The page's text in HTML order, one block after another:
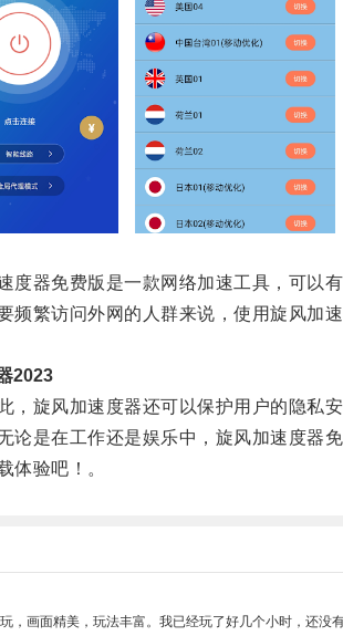
器免费版是一款网络加速工具，可以有
繁访问外网的人群来说，使用旋风加速
2023
旋风加速度器还可以保护用户的隐私安
是在工作还是娱乐中，旋风加速度器
验吧！。
，画面精美，玩法丰富。我已经玩了好几个小时，还没